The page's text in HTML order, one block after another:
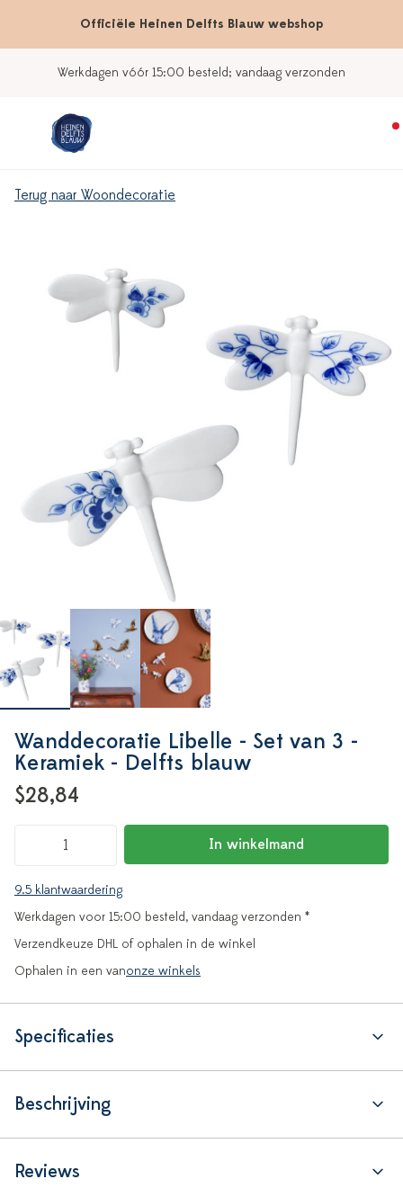
Officiële Heinen Delfts Blauw webshop
Werkdagen vóór 15:00 besteld; vandaag verzonden
Terug naar Woondecoratie
Wanddecoratie Libelle - Set van 3 -
Keramiek - Delfts blauw
$28,84
In winkelmand
9.5 klantwaardering
Werkdagen voor 15:00 besteld, vandaag verzonden *
Verzendkeuze DHL of ophalen in de winkel
Ophalen in een vanonze winkels
Specificaties
Beschrijving
Reviews